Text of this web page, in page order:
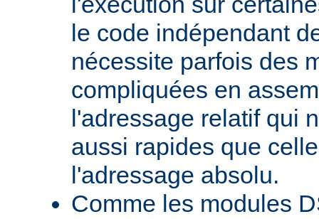
le code indépendant
nécessite parfois des
compliquées en
l'adressage relatif qui
aussi rapides que
l'adressage absolu.
Comme les modules